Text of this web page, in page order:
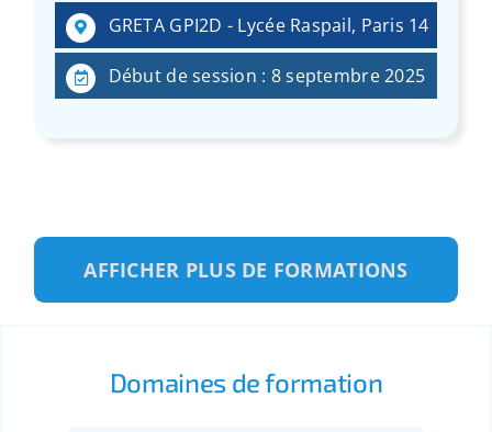
GRETA GPI2D - Lycée Raspail, Paris 14
Début de session : 8 septembre 2025
AFFICHER PLUS DE FORMATIONS
Domaines de formation